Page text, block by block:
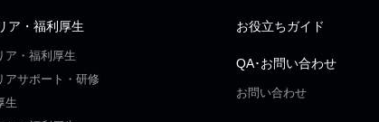
ア・福利厚生
ア・福利厚生
アサポート・研修
生
お役立ちガイド
QA･お問い合わせ
お問い合わせ